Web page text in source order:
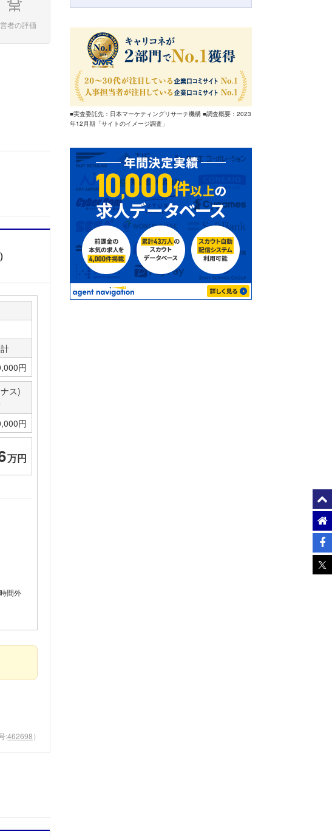
者の評価
円
ス)
円
万円
間外
:462698）
■実査委託先：日本マーケティングリサーチ機構 ■調査概要：2023
年12月期「サイトのイメージ調査」